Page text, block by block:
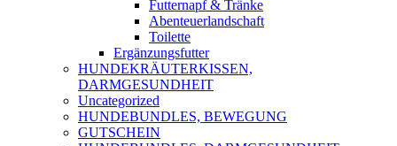
Futternapf & Tränke
Abenteuerlandschaft
Toilette
Ergänzungsfutter
HUNDEKRÄUTERKISSEN,
DARMGESUNDHEIT
Uncategorized
HUNDEBUNDLES, BEWEGUNG
GUTSCHEIN